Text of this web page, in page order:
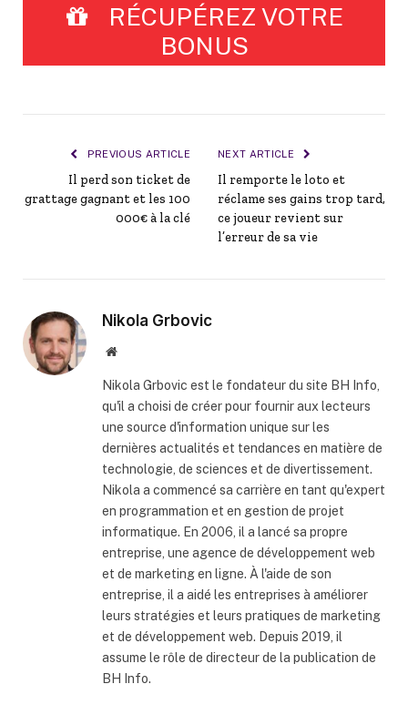
RÉCUPÉREZ VOTRE
BONUS
PREVIOUS ARTICLE
Il perd son ticket de
grattage gagnant et les 100
000€ à la clé
NEXT ARTICLE
Il remporte le loto et
réclame ses gains trop tard,
ce joueur revient sur
l’erreur de sa vie
Nikola Grbovic
Website
Nikola Grbovic est le fondateur du site BH Info,
qu'il a choisi de créer pour fournir aux lecteurs
une source d'information unique sur les
dernières actualités et tendances en matière de
technologie, de sciences et de divertissement.
Nikola a commencé sa carrière en tant qu'expert
en programmation et en gestion de projet
informatique. En 2006, il a lancé sa propre
entreprise, une agence de développement web
et de marketing en ligne. À l'aide de son
entreprise, il a aidé les entreprises à améliorer
leurs stratégies et leurs pratiques de marketing
et de développement web. Depuis 2019, il
assume le rôle de directeur de la publication de
BH Info.